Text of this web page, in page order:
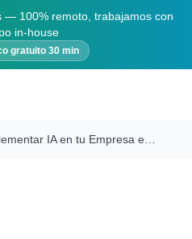
— 100% remoto, trabajamos con
in-house
gratuito 30 min